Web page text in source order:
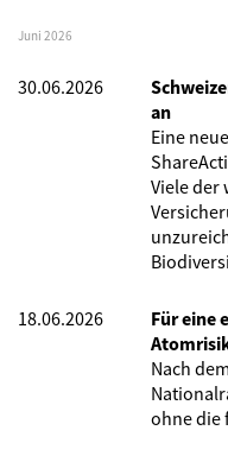
Juni 2026
30.06.2026
an
Eine
Viele der
18.06.2026
Für eine
Nach
ohne die